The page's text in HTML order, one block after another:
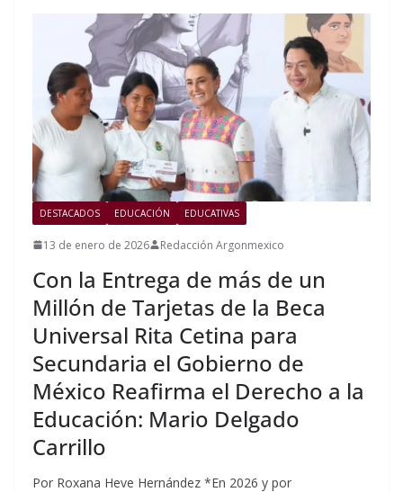
DESTACADOS EDUCACIÓN EDUCATIVAS
13 de enero de 2026 Redacción Argonmexico
Con la Entrega de más de un
Millón de Tarjetas de la Beca
Universal Rita Cetina para
Secundaria el Gobierno de
México Reafirma el Derecho a la
Educación: Mario Delgado
Carrillo
Por Roxana Heve Hernández *En 2026 y por